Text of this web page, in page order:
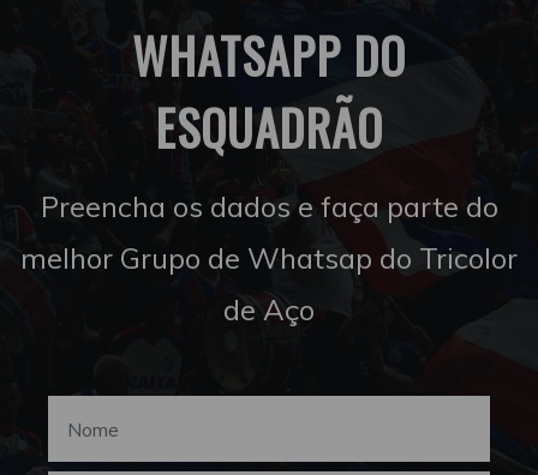
WHATSAPP DO
ESQUADRÃO
Preencha os dados e faça parte do
melhor Grupo de Whatsap do Tricolor
de Aço